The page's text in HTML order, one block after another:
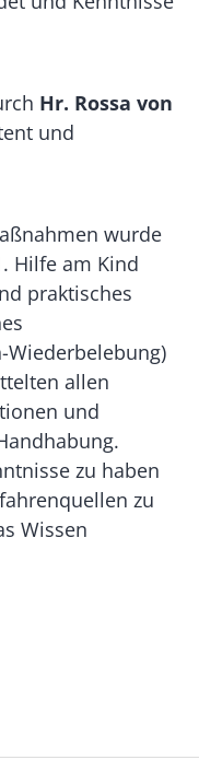
Hr. Rossa von
und
wurde
Hilfe am Kind
praktisches
Wiederbelebung)
allen
und
zu haben
zu
Wissen